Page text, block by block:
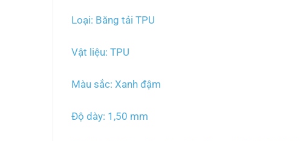
Loại: Băng tải TPU
Vật liệu: TPU
Màu sắc: Xanh đậm
Độ dày: 1,50 mm